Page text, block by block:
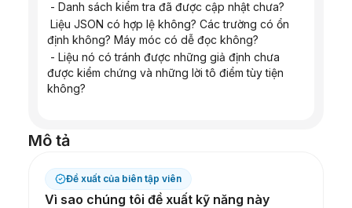
- Danh sách kiểm tra đã được cập nhật chưa?
định không? Máy móc có dễ đọc không?
được kiểm chứng và những lời tô điểm tùy tiện
không?
Mô tả
Đề xuất của biên tập viên
Vì sao chúng tôi đề xuất kỹ năng này